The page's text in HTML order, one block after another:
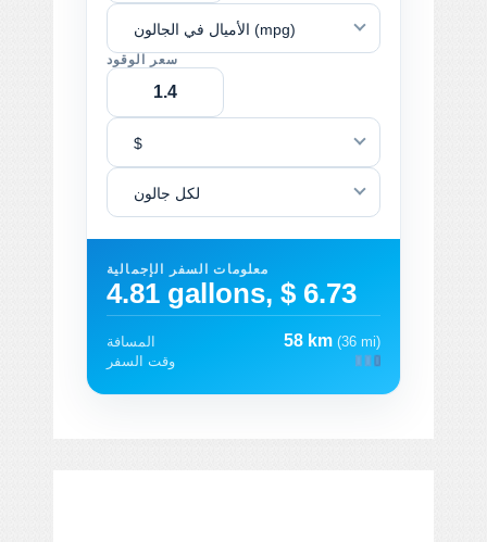
الأميال في الجالون (mpg)
سعر الوقود
$
لكل جالون
معلومات السفر الإجمالية
4.81 gallons, $ 6.73
المسافة 58 km (36 mi)
وقت السفر